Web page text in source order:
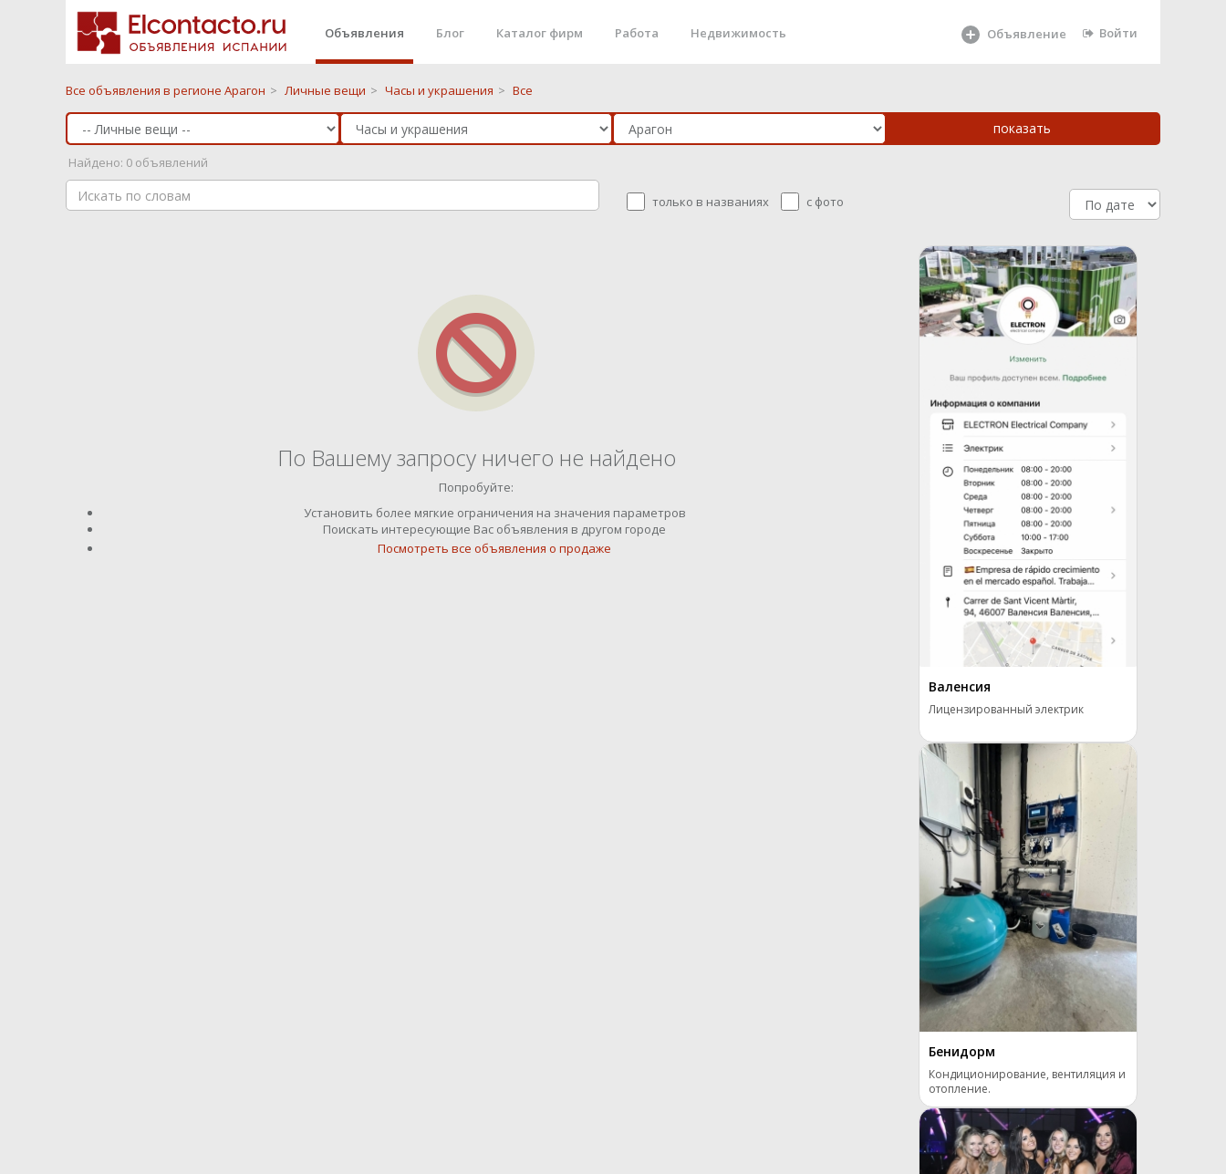
Объявления Блог Каталог фирм Работа Недвижимость Объявление Войти
Все объявления в регионе Арагон > Личные вещи > Часы и украшения > Все
Найдено: 0 объявлений
только в названиях с фото
По Вашему запросу ничего не найдено
Попробуйте:
Установить более мягкие ограничения на значения параметров
Поискать интересующие Вас объявления в другом городе
Посмотреть все объявления о продаже
Валенсия
Лицензированный электрик
Бенидорм
Кондиционирование, вентиляция и
отопление.